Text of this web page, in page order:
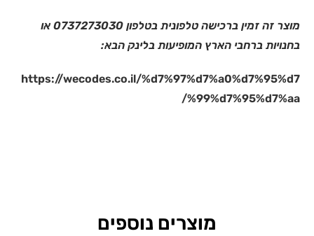
מוצר זה זמין ברכישה טלפונית בטלפון 0737273030 או
בחנויות ברחבי הארץ המופיעות בלינק הבא:
https://wecodes.co.il/%d7%97%d7%a0%d7%95%d7
%99%d7%95%d7%aa/
מוצרים נוספים